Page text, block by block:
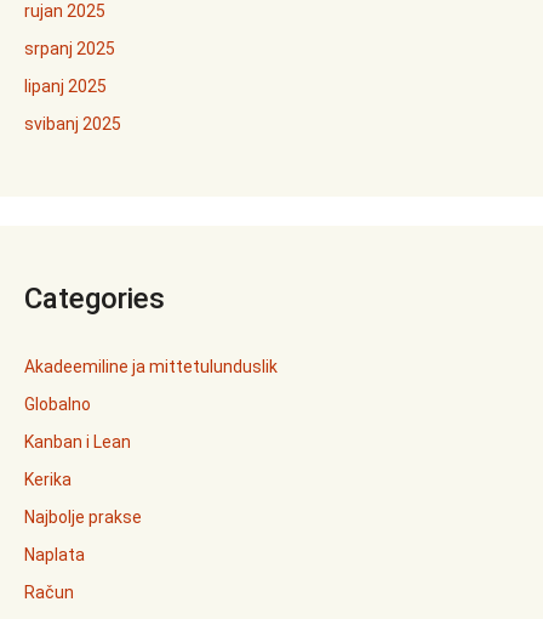
rujan 2025
srpanj 2025
lipanj 2025
svibanj 2025
Categories
Akadeemiline ja mittetulunduslik
Globalno
Kanban i Lean
Kerika
Najbolje prakse
Naplata
Račun